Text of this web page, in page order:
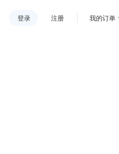
登录 注册 我的订单